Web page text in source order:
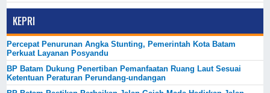
KEPRI
Percepat Penurunan Angka Stunting, Pemerintah Kota Batam
Perkuat Layanan Posyandu
BP Batam Dukung Penertiban Pemanfaatan Ruang Laut Sesuai
Ketentuan Peraturan Perundang-undangan